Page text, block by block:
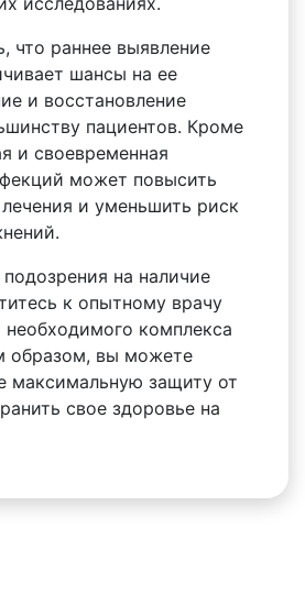
что раннее выявление
шансы на ее
и восстановление
пациентов. Кроме
и своевременная
может повысить
и уменьшить риск
на наличие
к опытному врачу
необходимого комплекса
образом, вы можете
максимальную защиту от
свое здоровье на